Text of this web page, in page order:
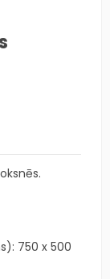
750 x 500